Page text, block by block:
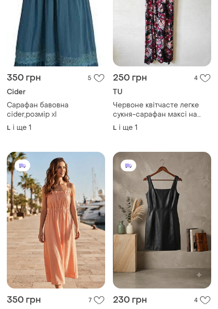
350 грн 5
Cider
Сарафан бавовна
cider,розмір xl
L і ще 1
250 грн 4
TU
Червоне квітчасте легке
сукня-сарафан максі на
бретелях tu розмір 16 l ,xl
L і ще 1
350 грн 7 230 грн
4